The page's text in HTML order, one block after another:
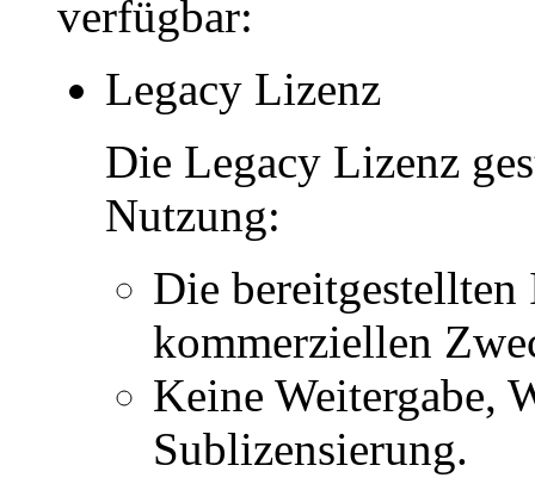
verfügbar:
Legacy Lizenz
Die Legacy Lizenz
Nutzung:
Die
kommerziellen
Keine Weitergabe,
Sublizensierung.